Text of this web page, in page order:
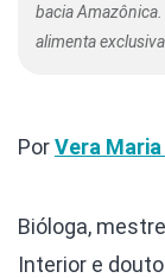
bacia
alimenta
PorVera
Bióloga,
Interior e